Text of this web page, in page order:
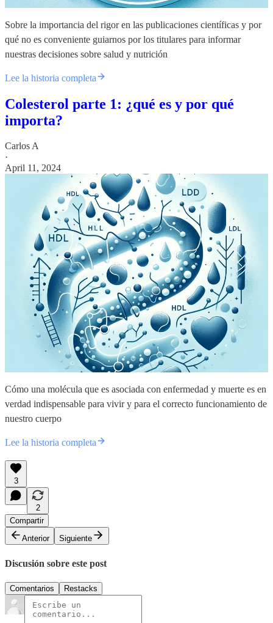
Sobre la importancia del rigor en las publicaciones científicas y por
qué no es conveniente guiarnos por los titulares para informar
nuestras decisiones sobre salud y nutrición
Lee la historia completa
Colesterol parte 1: ¿qué es y por qué
importa?
Carlos A
·
April 11, 2024
Cómo una molécula que es asociada con enfermedad y muerte es en
verdad indispensable para vivir y para el correcto funcionamiento de
nuestro cuerpo
Lee la historia completa
3
2
Compartir
Anterior
Siguiente
Discusión sobre este post
Comentarios Restacks